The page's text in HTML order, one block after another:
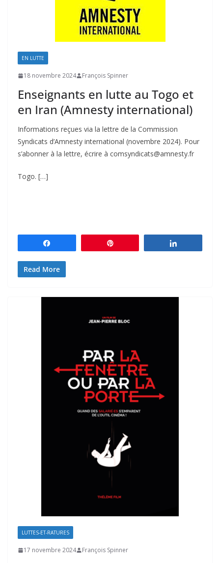
EN LUTTE
18 novembre 2024 François Spinner
Enseignants en lutte au Togo et
en Iran (Amnesty international)
Informations reçues via la lettre de la Commission
Syndicats d’Amnesty international (novembre 2024). Pour
s’abonner à la lettre, écrire à comsyndicats@amnesty.fr
Togo. […]
Read More
LUTTES-ET-RATURES
17 novembre 2024 François Spinner